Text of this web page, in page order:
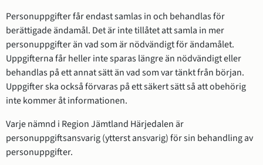
Personuppgifter får endast samlas in och behandlas för
berättigade ändamål. Det är inte tillåtet att samla in mer
personuppgifter än vad som är nödvändigt för ändamålet.
Uppgifterna får heller inte sparas längre än nödvändigt eller
behandlas på ett annat sätt än vad som var tänkt från början.
Uppgifter ska också förvaras på ett säkert sätt så att obehörig
inte kommer åt informationen.
Varje nämnd i Region Jämtland Härjedalen är
personuppgiftsansvarig (ytterst ansvarig) för sin behandling av
personuppgifter.